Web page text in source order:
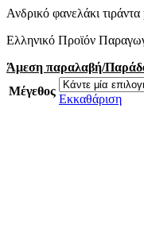
Ανδρικό φανελάκι
Ελληνικό Προϊόν
Άμεση παραλαβή/
Μέγεθος
Εκκαθάριση